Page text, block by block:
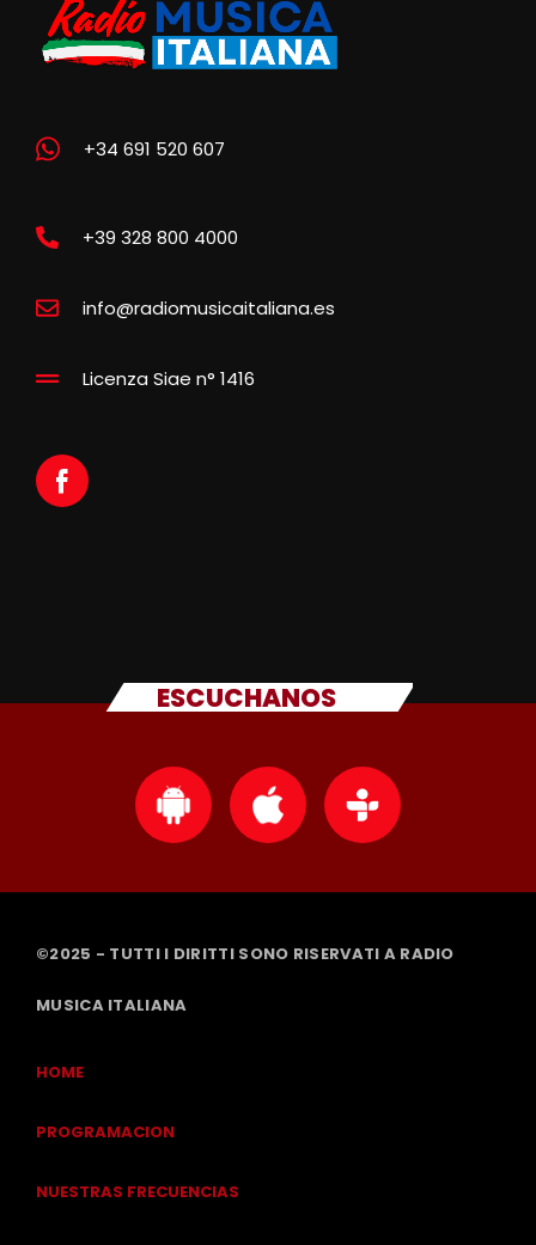
+34 691 520 607
+39 328 800 4000
info@radiomusicaitaliana.es
Licenza Siae n° 1416
ESCUCHANOS
©2025 - TUTTI I DIRITTI SONO RISERVATI A RADIO
MUSICA ITALIANA
HOME
PROGRAMACION
NUESTRAS FRECUENCIAS